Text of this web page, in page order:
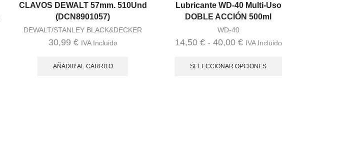
CLAVOS DEWALT 57mm. 510Und
(DCN8901057)
DEWALT/STANLEY BLACK&DECKER
30,99 € IVA Incluido
AÑADIR AL CARRITO
Lubricante WD-40 Multi-Uso
DOBLE ACCIÓN 500ml
WD-40
14,50 € - 40,00 €Rango
precios:
IVA Incluido
SELECCIONAR OPCIONES